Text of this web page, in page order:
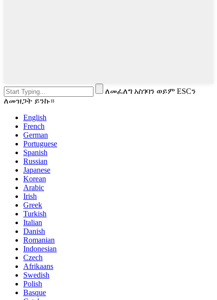
ለመፈለግ አስገባን ወይም ESCን
ለመዝጋት ይንኩ።
English
French
German
Portuguese
Spanish
Russian
Japanese
Korean
Arabic
Irish
Greek
Turkish
Italian
Danish
Romanian
Indonesian
Czech
Afrikaans
Swedish
Polish
Basque